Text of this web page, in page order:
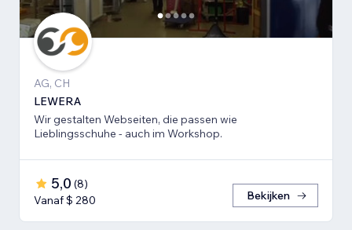
AG, CH
LEWERA
Wir gestalten Webseiten, die passen wie
Lieblingsschuhe - auch im Workshop.
5,0 (8)
Vanaf $ 280
Bekijken